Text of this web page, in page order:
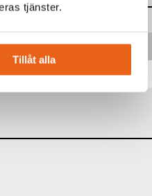
tjänster.
Tillåt alla
Black